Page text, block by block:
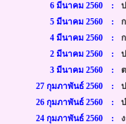
6 มีนาคม 2560 :
5 มีนาคม 2560 :
4 มีนาคม 2560 :
2 มีนาคม 2560 :
3 มีนาคม 2560 :
27 กุมภาพันธ์ 2560 :
26 กุมภาพันธ์ 2560 :
24 กุมภาพันธ์ 2560 :